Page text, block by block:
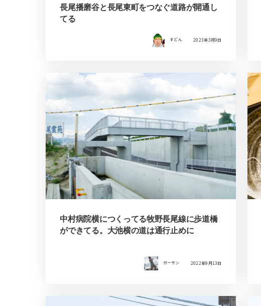
長尾播磨谷と長尾東町をつなぐ道路が開通し
てる
すどん 2023年3月9日
中村病院横につくってる牧野長尾線に歩道橋
ができてる。大池横の道は通行止めに
ガーサン 2022年9月13日